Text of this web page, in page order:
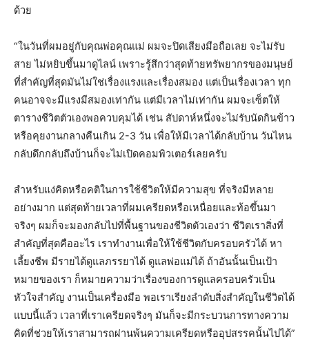
ด้วย
“ในวันที่ผมอยู่กับคุณพ่อคุณแม่ ผมจะปิดเสียงมือถือเลย จะไม่รับ
สาย ไม่หยิบขึ้นมาดูไลน์ เพราะรู้สึกว่าสุดท้ายทรัพยากรของมนุษย์
ที่สำคัญที่สุดมันไม่ใช่เรื่องแรงและเรื่องสมอง แต่เป็นเรื่องเวลา ทุก
คนอาจจะมีแรงมีสมองเท่ากัน แต่มีเวลาไม่เท่ากัน ผมจะเซ็ตให้
ตารางชีวิตตัวเองพอควบคุมได้ เช่น สัปดาห์หนึ่งจะไม่รับนัดกินข้าว
หรือคุยงานกลางคืนเกิน 2-3 วัน เพื่อให้มีเวลาได้กลับบ้าน วันไหน
กลับดึกกลับถึงบ้านก็จะไม่เปิดคอมพิวเตอร์เลยครับ
สำหรับแง่คิดหรือคติในการใช้ชีวิตให้มีความสุข ที่จริงมีหลาย
อย่างมาก แต่สุดท้ายเวลาที่ผมเครียดหรือเหนื่อยและท้อขึ้นมา
จริงๆ ผมก็จะมองกลับไปที่พื้นฐานของชีวิตตัวเองว่า ชีวิตเราสิ่งที่
สำคัญที่สุดคืออะไร เราทำงานเพื่อให้ใช้ชีวิตกับครอบครัวได้ หา
เลี้ยงชีพ มีรายได้ดูแลภรรยาได้ ดูแลพ่อแม่ได้ ถ้าอันนั้นเป็นเป้า
หมายของเรา ก็หมายความว่าเรื่องของการดูแลครอบครัวเป็น
หัวใจสำคัญ งานเป็นเครื่องมือ พอเราเรียงลำดับสิ่งสำคัญในชีวิตได้
แบบนี้แล้ว เวลาที่เราเครียดจริงๆ มันก็จะมีกระบวนการทางความ
คิดที่ช่วยให้เราสามารถผ่านพ้นความเครียดหรืออุปสรรคนั้นไปได้”